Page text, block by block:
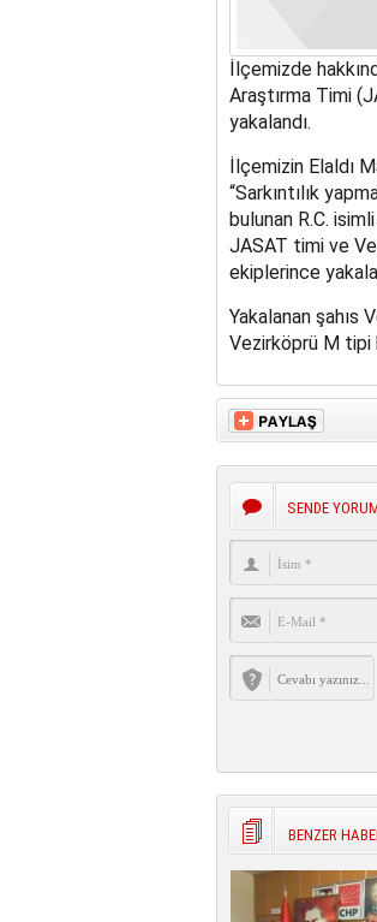
İlçemizde
Araştırma Timi
yakalandı.
İlçemizin Elaldı
“Sarkıntılık
bulunan R.C.
JASAT timi ve
ekiplerince
Yakalanan şahıs
Vezirköprü M tipi
SENDE
BENZER